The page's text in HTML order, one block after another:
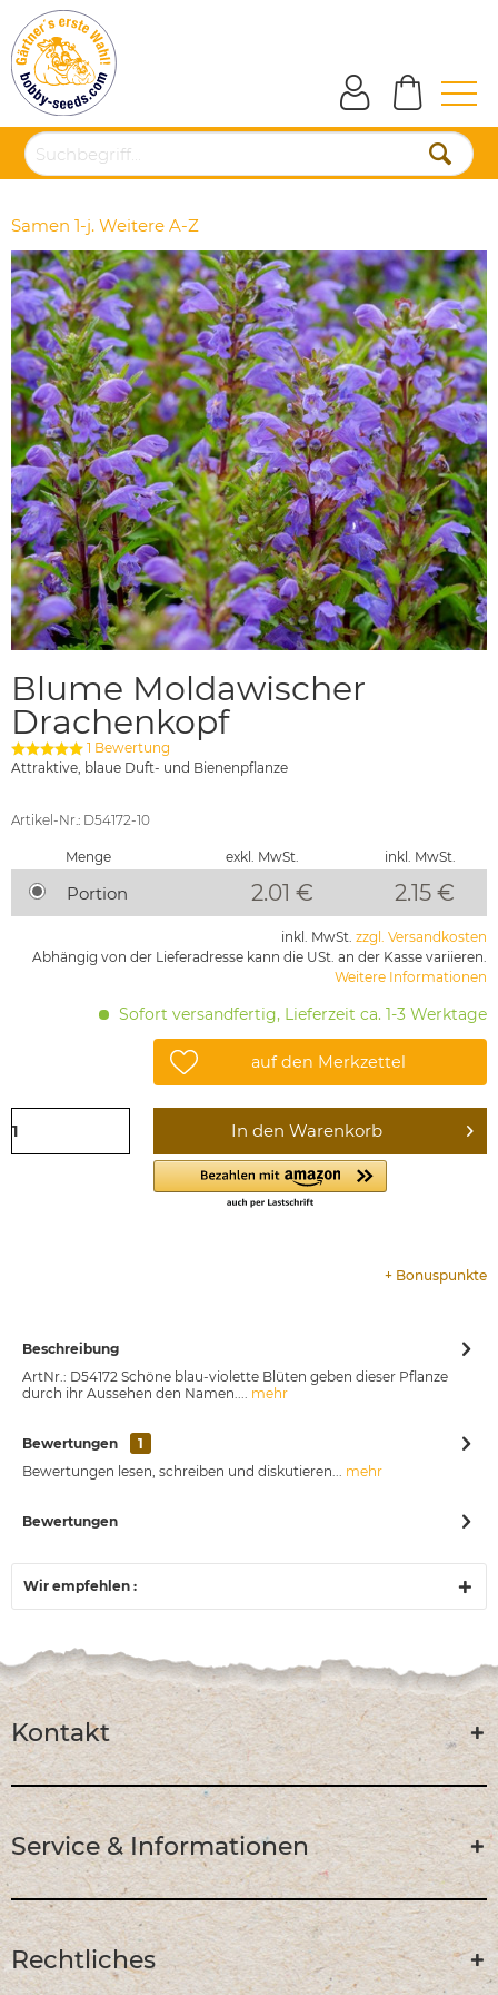
Samen 1-j. Weitere A-Z
Blume Moldawischer
Drachenkopf
1 Bewertung
Attraktive, blaue Duft- und Bienenpflanze
Artikel-Nr.: D54172-10
Menge exkl. MwSt. inkl. MwSt.
Portion 2.01 € 2.15 €
inkl. MwSt. zzgl. Versandkosten
Abhängig von der Lieferadresse kann die USt. an der Kasse variieren.
Weitere Informationen
Sofort versandfertig, Lieferzeit ca. 1-3 Werktage
auf den Merkzettel
In den Warenkorb
+ Bonuspunkte
Beschreibung
ArtNr.: D54172 Schöne blau-violette Blüten geben dieser Pflanze
durch ihr Aussehen den Namen.... mehr
Bewertungen
1
Bewertungen lesen, schreiben und diskutieren... mehr
Bewertungen
Wir empfehlen :
Kontakt
Service & Informationen
Rechtliches